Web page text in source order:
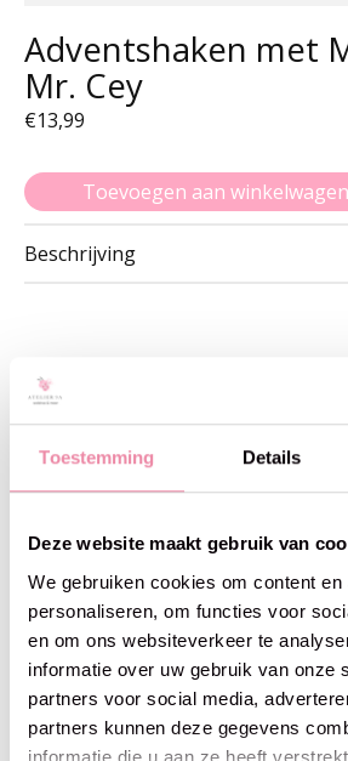
Toestemming Details
Deze website maakt gebruik van
We gebruiken cookies om content
personaliseren, om functies voor
en om ons websiteverkeer te
informatie over uw gebruik van onze
partners voor social media,
partners kunnen deze gegevens
informatie die u aan ze heeft
Adventshaken met
Mr. Cey
€13,99
Toevoegen aan winkelwagen
Beschrijving
Gerelateerde
Carousel items